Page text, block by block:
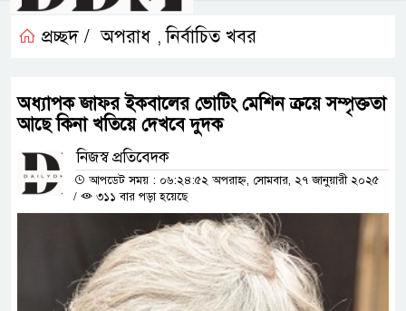
প্রচ্ছদ / অপরাধ ,নির্বাচিত খবর
অধ্যাপক জাফর ইকবালের ভোটিং মেশিন ক্রয়ে সম্পৃক্ততা
আছে কিনা খতিয়ে দেখবে দুদক
নিজস্ব প্রতিবেদক
আপডেট সময় : ০৬:২৪:৫২ অপরাহ্ন, সোমবার, ২৭ জানুয়ারী ২০২৫
/
৩১১ বার পড়া হয়েছে